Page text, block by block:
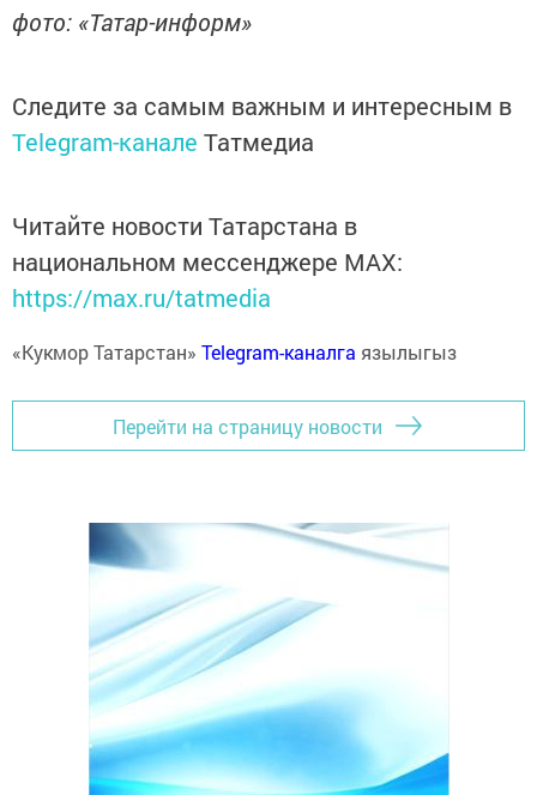
фото: «Татар-информ»
Следите за самым важным и интересным в
Telegram-канале Татмедиа
Читайте новости Татарстана в
национальном мессенджере MАХ:
https://max.ru/tatmedia
«Кукмор Татарстан» Telegram-каналга язылыгыз
Перейти на страницу новости